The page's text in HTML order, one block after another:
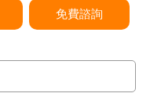
免費諮詢